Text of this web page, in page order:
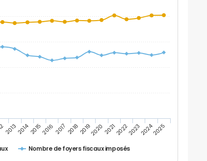
Nombre de foyers fiscaux imposés
2013201420152016 2017 20182019202020212022202320242025